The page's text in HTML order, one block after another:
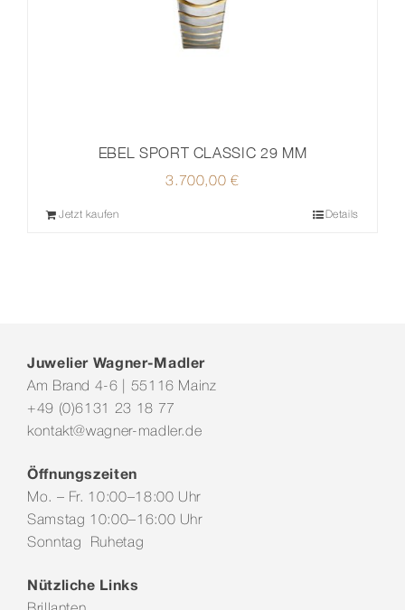
EBEL SPORT CLASSIC 29 MM
3.700,00€
Jetzt kaufen Details
Juwelier Wagner-Madler
Am Brand 4-6 | 55116 Mainz
+49 (0)6131 23 18 77
kontakt@wagner-madler.de
Öffnungszeiten
Mo. – Fr. 10:00–18:00 Uhr
Samstag 10:00–16:00 Uhr
Sonntag Ruhetag
Nützliche Links